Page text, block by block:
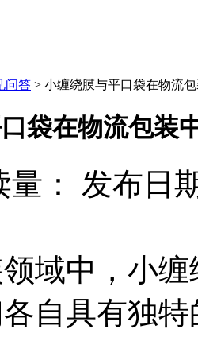
问答 > 小缠绕膜与平口袋在物流
袋在物流包装
量： 发布日
域中，小
自具有独